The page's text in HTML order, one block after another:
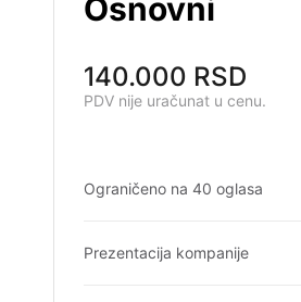
Osnovni
140.000 RSD
PDV nije uračunat u cenu.
Ograničeno na 40 oglasa
Prezentacija kompanije